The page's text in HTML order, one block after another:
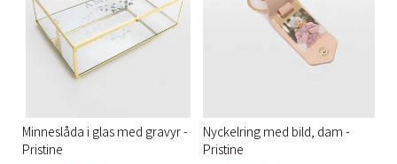
Minneslåda i glas med gravyr -
Pristine
Nyckelring med bild, dam -
Pristine